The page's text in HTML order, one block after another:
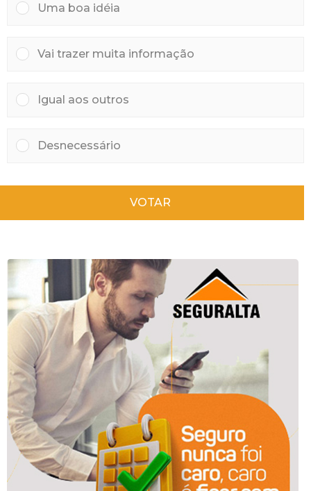
Uma boa idéia
Vai trazer muita informação
Igual aos outros
Desnecessário
VOTAR